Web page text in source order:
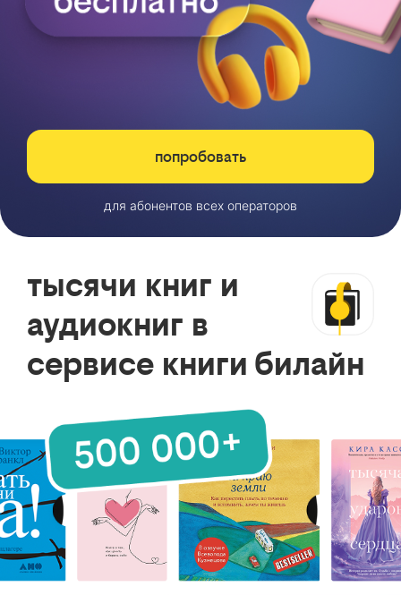
попробовать
для абонентов всех операторов
тысячи книг и
аудиокниг в
сервисе книги билайн